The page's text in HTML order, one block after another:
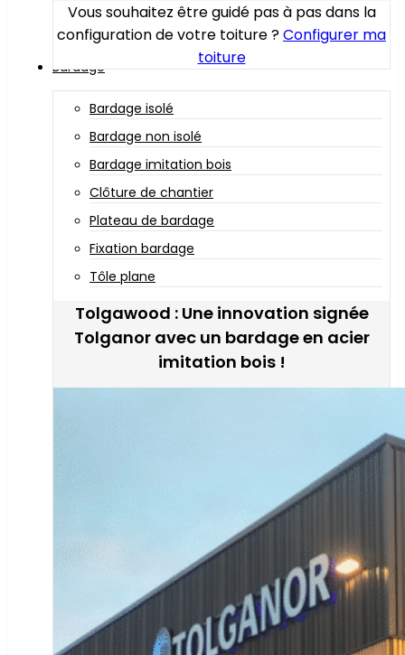
Vous souhaitez être guidé pas à pas dans la
configuration de votre toiture ?Configurer ma
toiture
Bardage
Bardage isolé
Bardage non isolé
Bardage imitation bois
Clôture de chantier
Plateau de bardage
Fixation bardage
Tôle plane
Tolgawood : Une innovation signée
Tolganor avec un bardage en acier
imitation bois !